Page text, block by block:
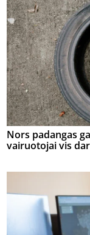
Nors padangas
vairuotojai vis